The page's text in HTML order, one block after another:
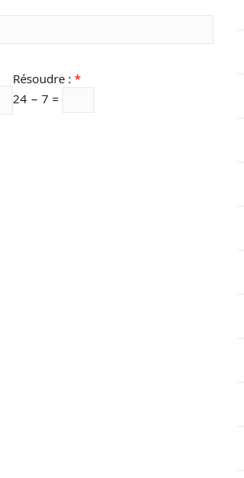
Résoudre :*
24 − 7 =